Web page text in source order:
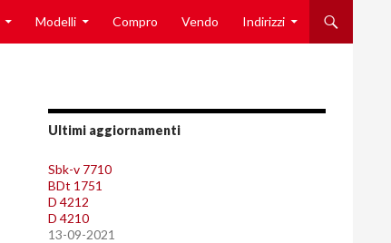
Modelli Compro Vendo Indirizzi
Ultimi aggiornamenti
Sbk-v 7710
BDt 1751
D 4212
D 4210
13-09-2021